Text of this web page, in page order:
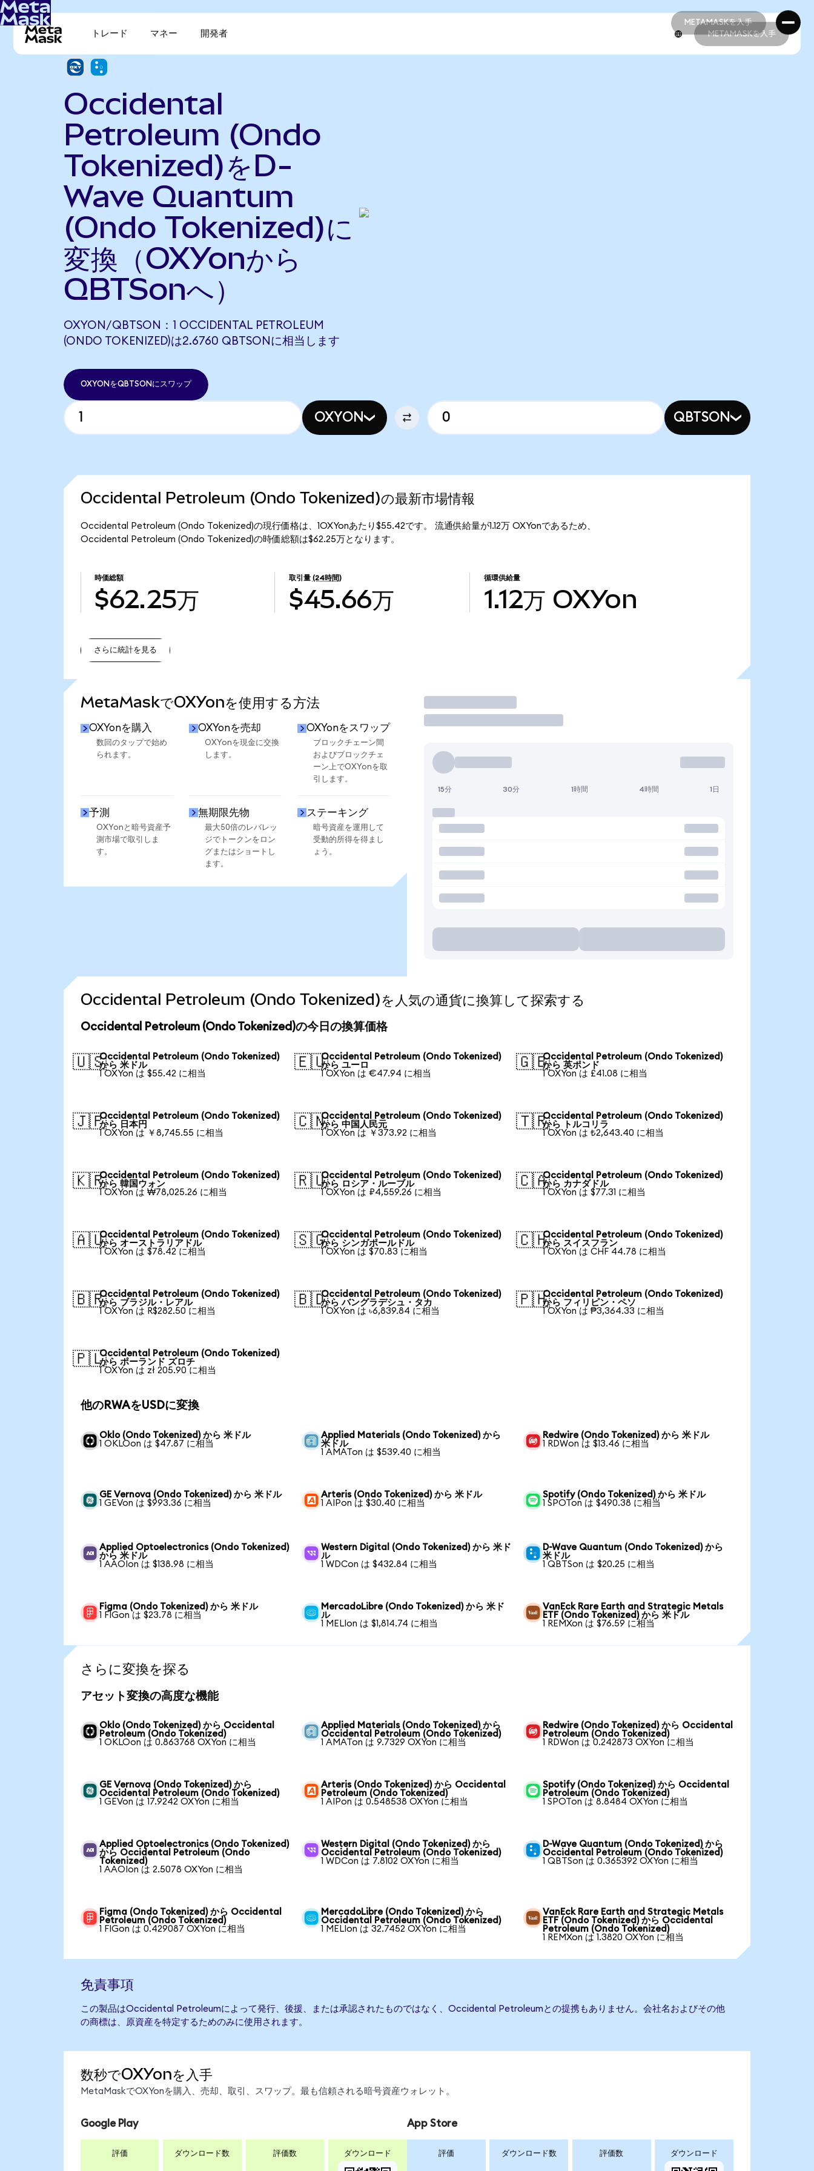
METAMASKを入手
METAMASKを入手
トレード マネー 開発者 METAMASKを入手
Occidental
Petroleum (Ondo
Tokenized)をD-
Wave Quantum
(Ondo Tokenized)に
変換（OXYonから
QBTSonへ）
OXYON/QBTSON：1 OCCIDENTAL PETROLEUM
(ONDO TOKENIZED)は2.6760 QBTSONに相当します
OXYONをQBTSONにスワップ
OXYON QBTSON
Occidental Petroleum (Ondo Tokenized)の最新市場情報
Occidental Petroleum (Ondo Tokenized)の現行価格は、1OXYonあたり$55.42です。 流通供給量が1.12万 OXYonであるため、
Occidental Petroleum (Ondo Tokenized)の時価総額は$62.25万となります。
時価総額
$62.25万
取引量 (24時間)
$45.66万
循環供給量
1.12万 OXYon
さらに統計を見る
MetaMaskでOXYonを使用する方法
OXYonを購入
数回のタップで始め
られます。
OXYonを売却
OXYonを現金に交換
します。
OXYonをスワップ
ブロックチェーン間
およびブロックチェ
ーン上でOXYonを取
引します。
予測
OXYonと暗号資産予
測市場で取引しま
す。
無期限先物
最大50倍のレバレッ
ジでトークンをロン
グまたはショートし
ます。
ステーキング
暗号資産を運用して
受動的所得を得まし
ょう。
取引
15分 30分 1時間 4時間 1日
Occidental Petroleum (Ondo Tokenized)を人気の通貨に換算して探索する
Occidental Petroleum (Ondo Tokenized)の今日の換算価格
🇺🇸Occidental Petroleum (Ondo Tokenized)
から 米ドル
1 OXYon は $55.42 に相当
🇪🇺Occidental Petroleum (Ondo Tokenized)
から ユーロ
1 OXYon は €47.94 に相当
🇬🇧Occidental Petroleum (Ondo Tokenized)
から 英ポンド
1 OXYon は £41.08 に相当
🇯🇵Occidental Petroleum (Ondo Tokenized)
から 日本円
1 OXYon は ￥8,745.55 に相当
🇨🇳Occidental Petroleum (Ondo Tokenized)
から 中国人民元
1 OXYon は ￥373.92 に相当
🇹🇷Occidental Petroleum (Ondo Tokenized)
から トルコリラ
1 OXYon は ₺2,643.40 に相当
🇰🇷Occidental Petroleum (Ondo Tokenized)
から 韓国ウォン
1 OXYon は ₩78,025.26 に相当
🇷🇺Occidental Petroleum (Ondo Tokenized)
から ロシア・ルーブル
1 OXYon は ₽4,559.26 に相当
🇨🇦Occidental Petroleum (Ondo Tokenized)
から カナダドル
1 OXYon は $77.31 に相当
🇦🇺Occidental Petroleum (Ondo Tokenized)
から オーストラリアドル
1 OXYon は $78.42 に相当
🇸🇬Occidental Petroleum (Ondo Tokenized)
から シンガポールドル
1 OXYon は $70.83 に相当
🇨🇭Occidental Petroleum (Ondo Tokenized)
から スイスフラン
1 OXYon は CHF 44.78 に相当
🇧🇷Occidental Petroleum (Ondo Tokenized)
から ブラジル・レアル
1 OXYon は R$282.50 に相当
🇧🇩Occidental Petroleum (Ondo Tokenized)
から バングラデシュ・タカ
1 OXYon は ৳6,839.84 に相当
🇵🇭Occidental Petroleum (Ondo Tokenized)
から フィリピン・ペソ
1 OXYon は ₱3,364.33 に相当
🇵🇱Occidental Petroleum (Ondo Tokenized)
から ポーランド ズロチ
1 OXYon は zł 205.90 に相当
他のRWAをUSDに変換
Oklo (Ondo Tokenized) から 米ドル
1 OKLOon は $47.87 に相当
Applied Materials (Ondo Tokenized) から
米ドル
1 AMATon は $539.40 に相当
Redwire (Ondo Tokenized) から 米ドル
1 RDWon は $13.46 に相当
GE Vernova (Ondo Tokenized) から 米ドル
1 GEVon は $993.36 に相当
Arteris (Ondo Tokenized) から 米ドル
1 AIPon は $30.40 に相当
Spotify (Ondo Tokenized) から 米ドル
1 SPOTon は $490.38 に相当
Applied Optoelectronics (Ondo Tokenized)
から 米ドル
1 AAOIon は $138.98 に相当
Western Digital (Ondo Tokenized) から 米ド
ル
1 WDCon は $432.84 に相当
D-Wave Quantum (Ondo Tokenized) から
米ドル
1 QBTSon は $20.25 に相当
Figma (Ondo Tokenized) から 米ドル
1 FIGon は $23.78 に相当
MercadoLibre (Ondo Tokenized) から 米ド
ル
1 MELIon は $1,814.74 に相当
VanEck Rare Earth and Strategic Metals
ETF (Ondo Tokenized) から 米ドル
1 REMXon は $76.59 に相当
さらに変換を探る
アセット変換の高度な機能
Oklo (Ondo Tokenized) から Occidental
Petroleum (Ondo Tokenized)
1 OKLOon は 0.863768 OXYon に相当
Applied Materials (Ondo Tokenized) から
Occidental Petroleum (Ondo Tokenized)
1 AMATon は 9.7329 OXYon に相当
Redwire (Ondo Tokenized) から Occidental
Petroleum (Ondo Tokenized)
1 RDWon は 0.242873 OXYon に相当
GE Vernova (Ondo Tokenized) から
Occidental Petroleum (Ondo Tokenized)
1 GEVon は 17.9242 OXYon に相当
Arteris (Ondo Tokenized) から Occidental
Petroleum (Ondo Tokenized)
1 AIPon は 0.548538 OXYon に相当
Spotify (Ondo Tokenized) から Occidental
Petroleum (Ondo Tokenized)
1 SPOTon は 8.8484 OXYon に相当
Applied Optoelectronics (Ondo Tokenized)
から Occidental Petroleum (Ondo
Tokenized)
1 AAOIon は 2.5078 OXYon に相当
Western Digital (Ondo Tokenized) から
Occidental Petroleum (Ondo Tokenized)
1 WDCon は 7.8102 OXYon に相当
D-Wave Quantum (Ondo Tokenized) から
Occidental Petroleum (Ondo Tokenized)
1 QBTSon は 0.365392 OXYon に相当
Figma (Ondo Tokenized) から Occidental
Petroleum (Ondo Tokenized)
1 FIGon は 0.429087 OXYon に相当
MercadoLibre (Ondo Tokenized) から
Occidental Petroleum (Ondo Tokenized)
1 MELIon は 32.7452 OXYon に相当
VanEck Rare Earth and Strategic Metals
ETF (Ondo Tokenized) から Occidental
Petroleum (Ondo Tokenized)
1 REMXon は 1.3820 OXYon に相当
免責事項
この製品はOccidental Petroleumによって発行、後援、または承認されたものではなく、Occidental Petroleumとの提携もありません。会社名およびその他
の商標は、原資産を特定するためのみに使用されます。
数秒でOXYonを入手
MetaMaskでOXYonを購入、売却、取引、スワップ。最も信頼される暗号資産ウォレット。
Google Play
評価 ダウンロード数 評価数 ダウンロード
App Store
評価 ダウンロード数 評価数 ダウンロード